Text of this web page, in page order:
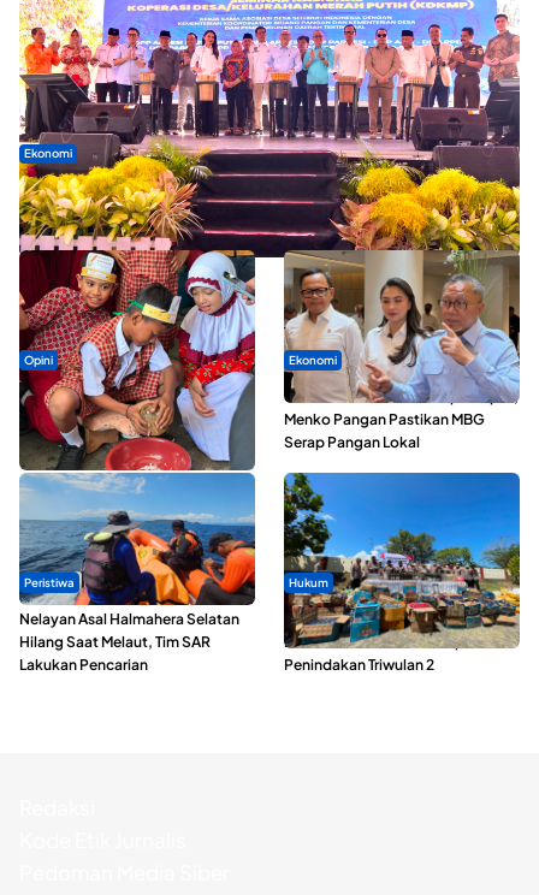
Ekonomi
Seminar di Ternate, Mendes Perkuat Sinergi Percepatan
Kopdes Merah Putih
Opini
Tak Sekadar Memarut Kelapa,
Kukuran Tongole Jadi Media
Belajar Etnosains
Ekonomi
SPPG di Maluku Utara Dipercepat,
Menko Pangan Pastikan MBG
Serap Pangan Lokal
Peristiwa
Nelayan Asal Halmahera Selatan
Hilang Saat Melaut, Tim SAR
Lakukan Pencarian
Hukum
Polda Maluku Utara Musnahkan
Ribuan Liter Miras Hasil Operasi
Penindakan Triwulan 2